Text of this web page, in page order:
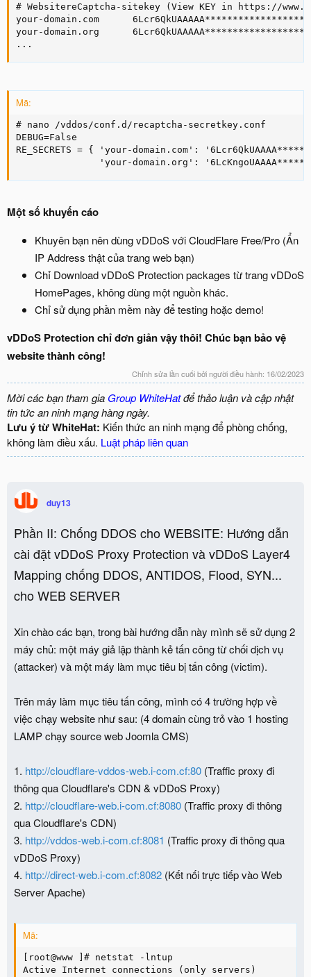
# WebsitereCaptcha-sitekey (View KEY in https://
your-domain.com
your-domain.org
...
Mã:
# nano /vddos/conf.d/recaptcha-secretkey.conf
DEBUG=False
RE_SECRETS = { 'your-domain.com':
'your-domain.org':
Một số khuyến cáo
Khuyên bạn nên dùng vDDoS với CloudFlare Free/Pro (Ẩn
IP Address thật của trang web bạn)
Chỉ Download vDDoS Protection packages từ trang vDDoS
HomePages, không dùng một nguồn khác.
Chỉ sử dụng phần mềm này để testing hoặc demo!
vDDoS Protection chỉ đơn giản vậy thôi! Chúc bạn bảo vệ
website thành công!
Chỉnh sửa lần cuối bởi người điều hành: 16/02/2023
Mời các bạn tham gia Group WhiteHatđể thảo luận và cập nhật
tin tức an ninh mạng hàng ngày.
Lưu ý từ WhiteHat: Kiến thức an ninh mạng để phòng chống,
không làm điều xấu. Luật pháp liên quan
duy13
Phần II: Chống DDOS cho WEBSITE: Hướng dẫn
cài đặt vDDoS Proxy Protection và vDDoS Layer4
Mapping chống DDOS, ANTIDOS, Flood, SYN...
cho WEB SERVER
Xin chào các bạn, trong bài hướng dẫn này mình sẽ sử dụng 2
máy chủ: một máy giả lập thành kẻ tấn công từ chối dịch vụ
(attacker) và một máy làm mục tiêu bị tấn công (victim).
Trên máy làm mục tiêu tấn công, mình có 4 trường hợp về
việc chạy website như sau: (4 domain cùng trỏ vào 1 hosting
LAMP chạy source web Joomla CMS)
1. http://cloudflare-vddos-web.i-com.cf:80 (Traffic proxy đi
thông qua Cloudflare's CDN & vDDoS Proxy)
2. http://cloudflare-web.i-com.cf:8080 (Traffic proxy đi thông
qua Cloudflare's CDN)
3. http://vddos-web.i-com.cf:8081 (Traffic proxy đi thông qua
vDDoS Proxy)
4. http://direct-web.i-com.cf:8082 (Kết nối trực tiếp vào Web
Server Apache)
Mã:
[root@www ]# netstat -lntup
Active Internet connections (only servers)